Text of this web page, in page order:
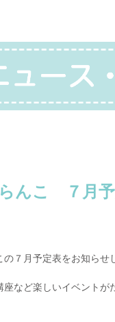
んこ ７月
７月予定表をお知らせ
など楽しいイベントが